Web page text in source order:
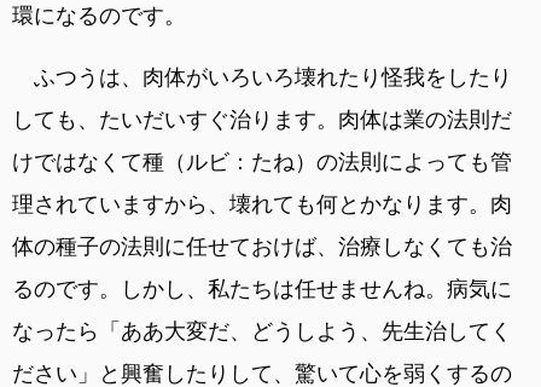
環になるのです。
ふつうは、肉体がいろいろ壊れたり怪我をしたり
しても、たいだいすぐ治ります。肉体は業の法則だ
けではなくて種（ルビ：たね）の法則によっても管
理されていますから、壊れても何とかなります。肉
体の種子の法則に任せておけば、治療しなくても治
るのです。しかし、私たちは任せませんね。病気に
なったら「ああ大変だ、どうしよう、先生治してく
ださい」と興奮したりして、驚いて心を弱くするの